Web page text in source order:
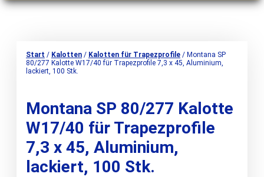
Start / Kalotten / Kalotten für Trapezprofile / Montana SP
80/277 Kalotte W17/40 für Trapezprofile 7,3 x 45, Aluminium,
lackiert, 100 Stk.
Montana SP 80/277 Kalotte
W17/40 für Trapezprofile
7,3 x 45, Aluminium,
lackiert, 100 Stk.